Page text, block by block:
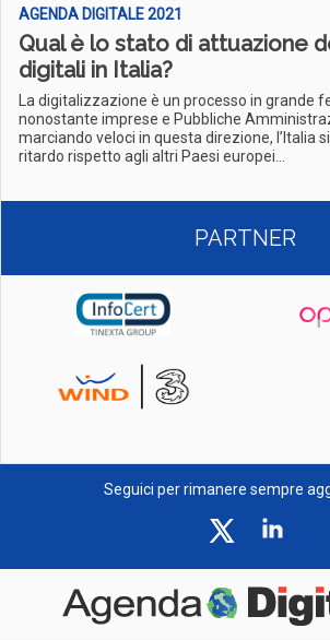
AGENDA DIGITALE 2021
Qual è lo stato di attuazione
digitali in Italia?
La digitalizzazione è un processo in grande
nonostante imprese e Pubbliche
marciando veloci in questa direzione, l’Italia
ritardo rispetto agli altri Paesi europei...
PARTNER
Seguici per rimanere sempre